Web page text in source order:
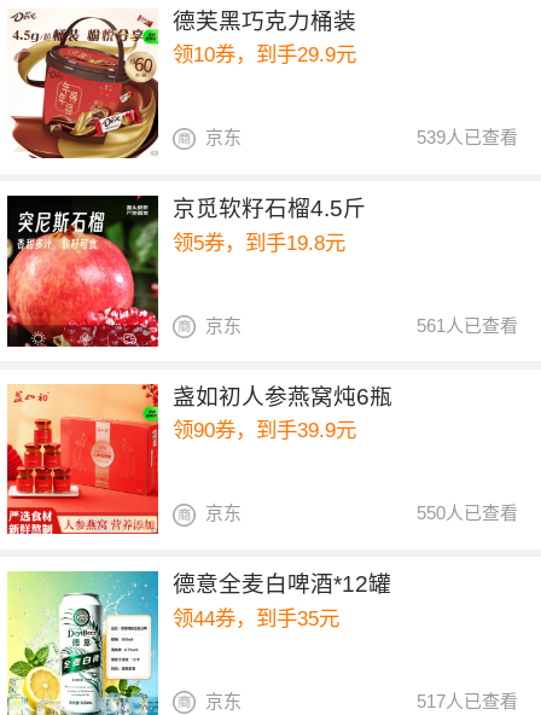
德芙黑巧克力桶装
领10券，到手29.9元
539人已查看
京东
京觅软籽石榴4.5斤
领5券，到手19.8元
561人已查看
京东
盏如初人参燕窝炖6瓶
领90券，到手39.9元
550人已查看
京东
德意全麦白啤酒*12罐
领44券，到手35元
517人已查看
京东